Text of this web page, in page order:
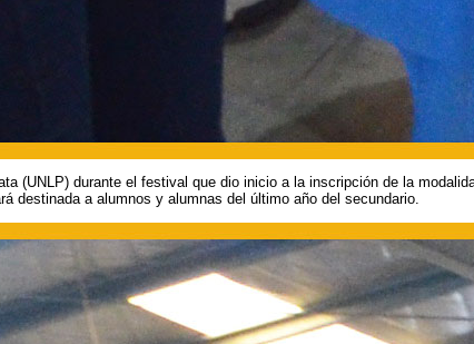
(UNLP) durante el festival que dio inicio a la inscripción de la
destinada a alumnos y alumnas del último año del secundario.